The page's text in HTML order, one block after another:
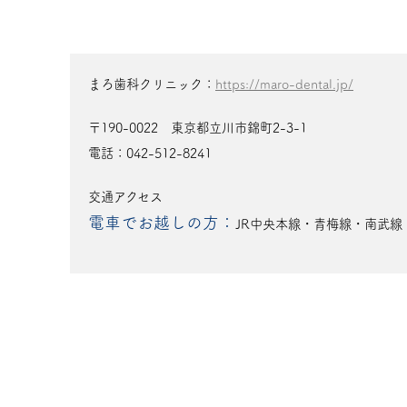
まろ歯科クリニック： https://maro-dental.jp/
〒190-0022 東京都立川市錦町2-3-1
電話：042-512-8241
交通アクセス
電車でお越しの方： JR中央本線・青梅線・南武